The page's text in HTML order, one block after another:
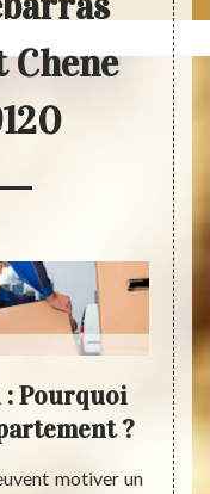
Pourquoi
?
motiver un
se